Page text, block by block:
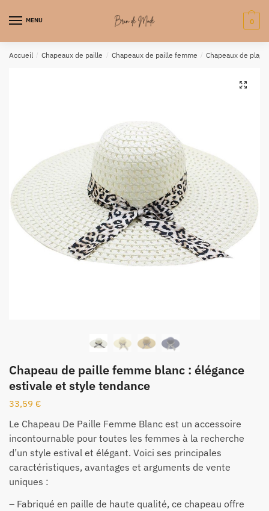
MENU 0
Accueil / Chapeaux de paille / Chapeaux de paille femme / Chapeaux de
🔍
Chapeau de paille femme blanc : élégance
estivale et style tendance
33,59 €
Le Chapeau De Paille Femme Blanc est un accessoire
incontournable pour toutes les femmes à la recherche
d’un style estival et élégant. Voici ses principales
caractéristiques, avantages et arguments de vente
uniques :
– Fabriqué en paille de haute qualité, ce chapeau offre